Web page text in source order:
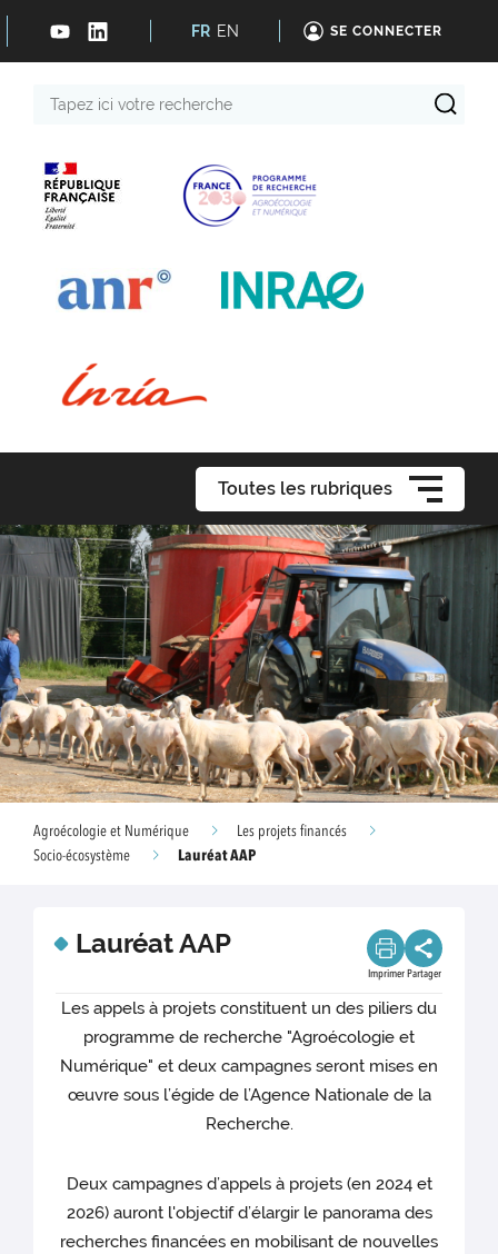
FR EN SE CONNECTER
recherche
Toutes les rubriques
Agroécologie et Numérique
Les projets financés
Socio-écosystème
Lauréat AAP
Lauréat AAP
Imprimer Partager
Les appels à projets constituent un des piliers du
programme de recherche "Agroécologie et
Numérique" et deux campagnes seront mises en
œuvre sous l’égide de l’Agence Nationale de la
Recherche.
Deux campagnes d’appels à projets (en 2024 et
2026) auront l'objectif d’élargir le panorama des
recherches financées en mobilisant de nouvelles